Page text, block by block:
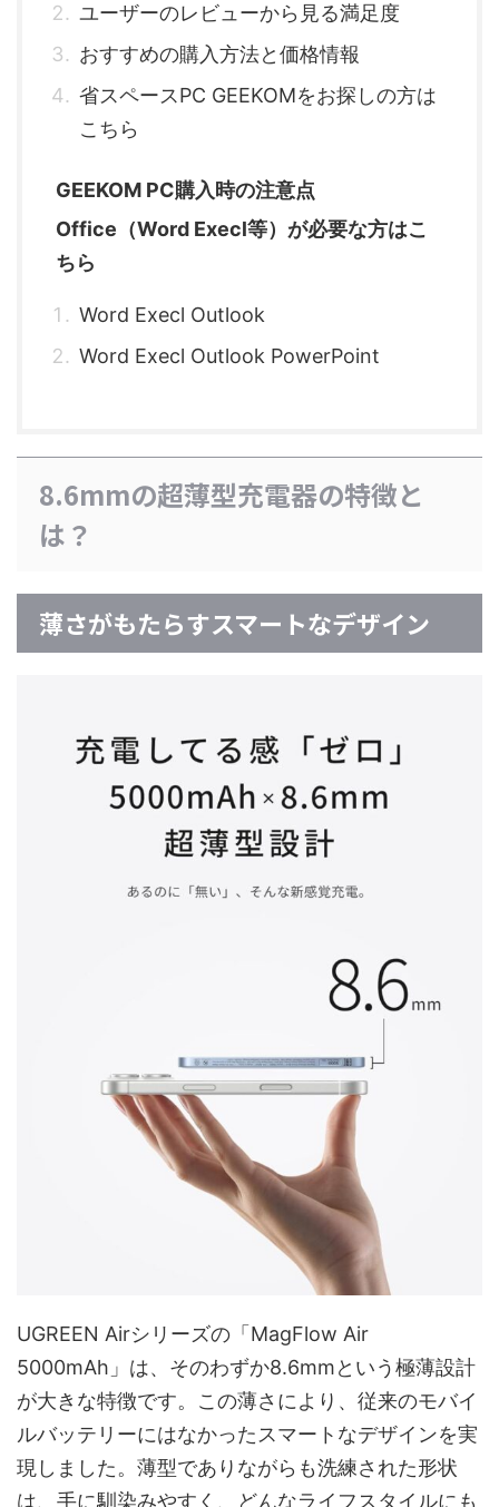
ユーザーのレビューから見る満足度
おすすめの購入方法と価格情報
省スペースPC GEEKOMをお探しの方は
こちら
GEEKOM PC購入時の注意点
Office（Word Execl等）が必要な方はこ
ちら
Word Execl Outlook
Word Execl Outlook PowerPoint
8.6mmの超薄型充電器の特徴と
は？
薄さがもたらすスマートなデザイン
UGREEN Airシリーズの「MagFlow Air
5000mAh」は、そのわずか8.6mmという極薄設計
が大きな特徴です。この薄さにより、従来のモバイ
ルバッテリーにはなかったスマートなデザインを実
現しました。薄型でありながらも洗練された形状
は、手に馴染みやすく、どんなライフスタイルにも